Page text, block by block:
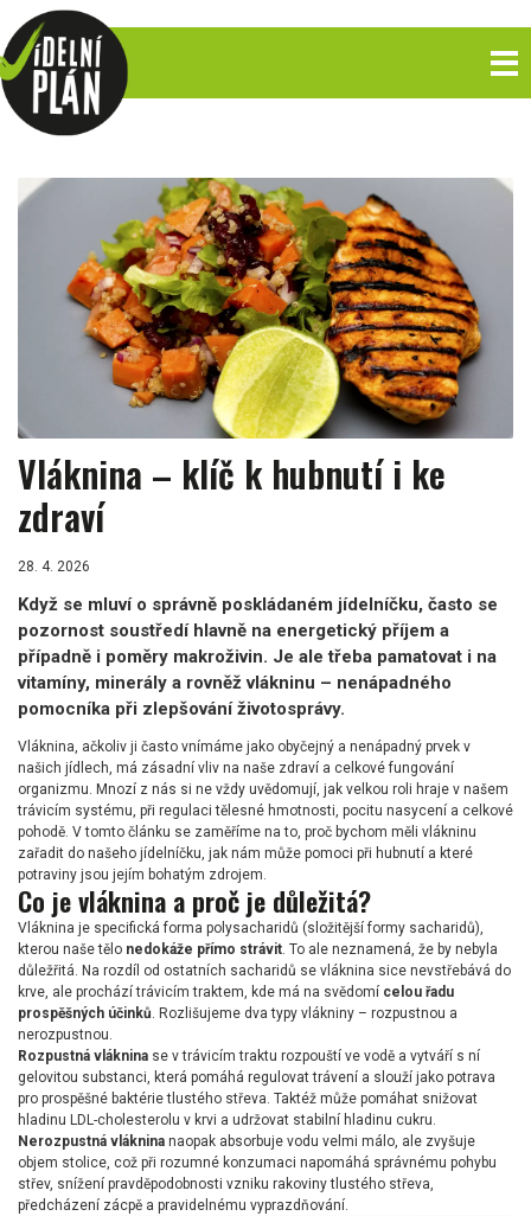
Vláknina – klíč k hubnutí i ke
zdraví
28. 4. 2026
Když se mluví o správně poskládaném jídelníčku, často se
pozornost soustředí hlavně na energetický příjem a
případně i poměry makroživin. Je ale třeba pamatovat i na
vitamíny, minerály a rovněž vlákninu – nenápadného
pomocníka při zlepšování životosprávy.
Vláknina, ačkoliv ji často vnímáme jako obyčejný a nenápadný prvek v
našich jídlech, má zásadní vliv na naše zdraví a celkové fungování
organizmu. Mnozí z nás si ne vždy uvědomují, jak velkou roli hraje v našem
trávicím systému, při regulaci tělesné hmotnosti, pocitu nasycení a celkové
pohodě. V tomto článku se zaměříme na to, proč bychom měli vlákninu
zařadit do našeho jídelníčku, jak nám může pomoci při hubnutí a které
potraviny jsou jejím bohatým zdrojem.
Co je vláknina a proč je důležitá?
Vláknina je specifická forma polysacharidů (složitější formy sacharidů),
kterou naše tělo nedokáže přímo strávit. To ale neznamená, že by nebyla
důležřitá. Na rozdíl od ostatních sacharidů se vláknina sice nevstřebává do
krve, ale prochází trávicím traktem, kde má na svědomí celou řadu
prospěšných účinků. Rozlišujeme dva typy vlákniny – rozpustnou a
nerozpustnou.
Rozpustná vláknina se v trávicím traktu rozpouští ve vodě a vytváří s ní
gelovitou substanci, která pomáhá regulovat trávení a slouží jako potrava
pro prospěšné baktérie tlustého střeva. Taktéž může pomáhat snižovat
hladinu LDL-cholesterolu v krvi a udržovat stabilní hladinu cukru.
Nerozpustná vláknina naopak absorbuje vodu velmi málo, ale zvyšuje
objem stolice, což při rozumné konzumaci napomáhá správnému pohybu
střev, snížení pravděpodobnosti vzniku rakoviny tlustého střeva,
předcházení zácpě a pravidelnému vyprazdňování.